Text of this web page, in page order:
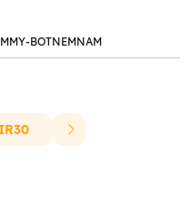
BOTNEMNAM